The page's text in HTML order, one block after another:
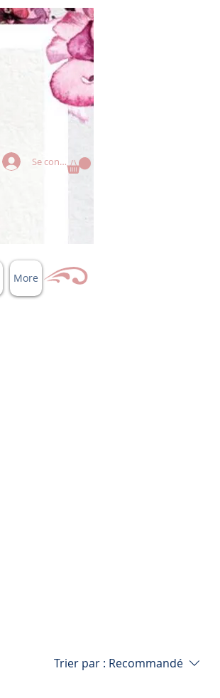
Se connecter
More
Trier par : Recommandé